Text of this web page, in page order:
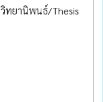
วิทยานิพนธ์/Thesis